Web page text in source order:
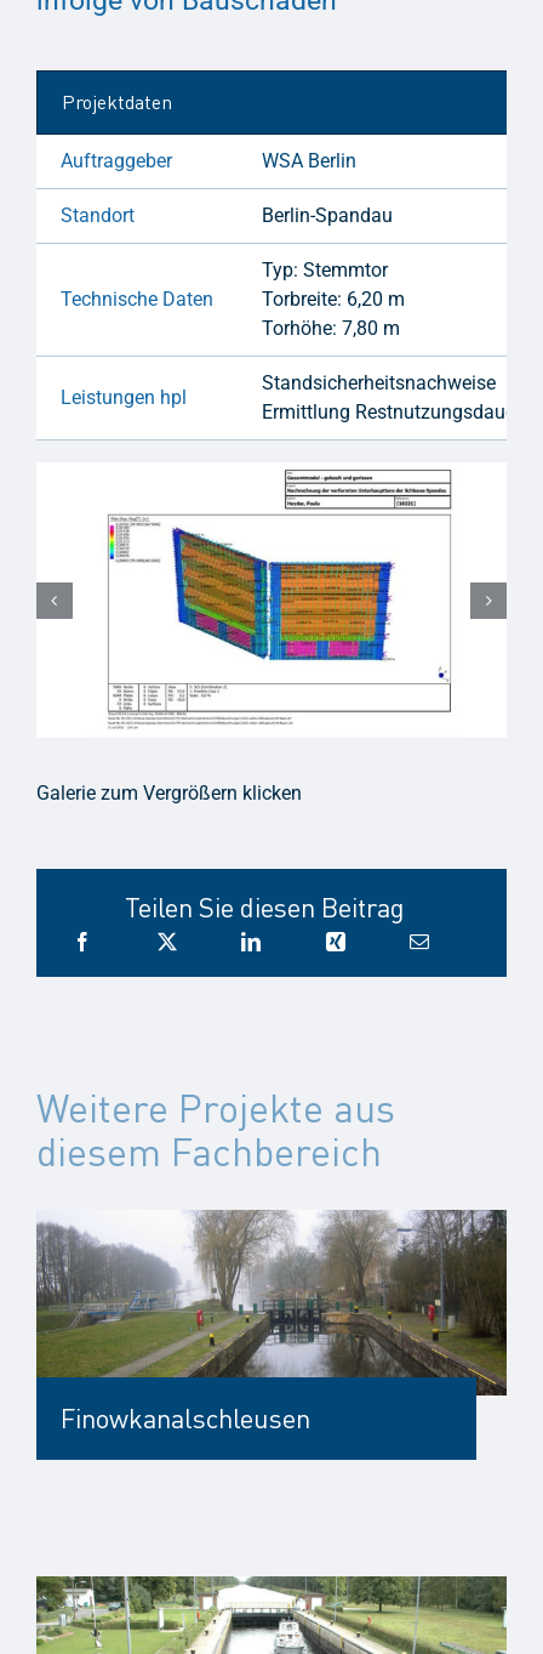
Projektdaten
Auftraggeber WSA Berlin
Standort Berlin-Spandau
Technische Daten
Typ: Stemmtor
Torbreite: 6,20 m
Torhöhe: 7,80 m
Leistungen hpl
Standsicherheitsnachweise
Ermittlung Restnutzungsdauer
Galerie zum Vergrößern klicken
Teilen Sie diesen Beitrag
Weitere Projekte aus
diesem Fachbereich
Finowkanalschleusen